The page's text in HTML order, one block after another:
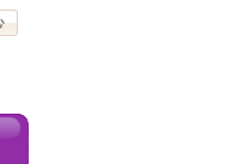
疑问请直接跟客服联系！